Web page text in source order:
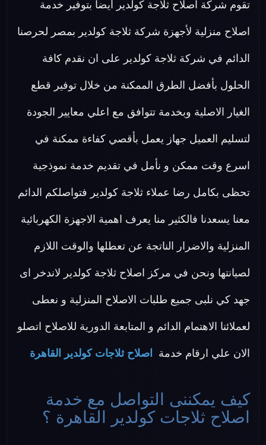
تقوم شركة اصلاح ثلاجة كولدير أيضا بتوفير خدمة
اصلاح منزلية لأجهزة شركة ثلاجة كولدير بمصر لحرصنا
الدائم في شركة ثلاجة كولدير على ان نقدم كافة
الحلول بأفضل الطرق الممكنة من خلال توفير قطع
الغيار الاصلية وبخدمة تتوافق مع اعلي معايير الجودة
لتسليم العميل جهاز يعمل بأقصي كفاءة ممكنة في
اسرع وقت ممكن و نأمل في تقديم خدمة نموذجية
تحظى بكامل رضا عملاء ثلاجة كولدير فتواصلكم الدائم
معنا يسعدنا فالكثير منا يعرف اهمية الاجهزة الكهربائية
المنزلية والاضرار الناتجة عن تعطلها والوقت اللازم
لصيانتها ونحن في مركز اصلاح ثلاجة كولدير لاندخر اى
جهد كي نلبى جميع طلبات الاصلاح المنزلية و نعطى
لعملائنا الاهتمام الدائم و المتابعة الدورية للاصلاح اتصلو
الان علي ارقام خدمة اصلاح ثلاجات كولدير القاهرة
كيف يمكننى التواصل مع خدمة
اصلاح ثلاجات كولدير القاهرة ؟